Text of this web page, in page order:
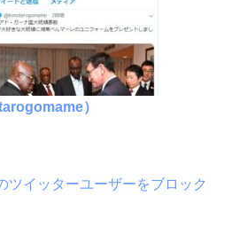
）
ツイッターユーザーをブロック